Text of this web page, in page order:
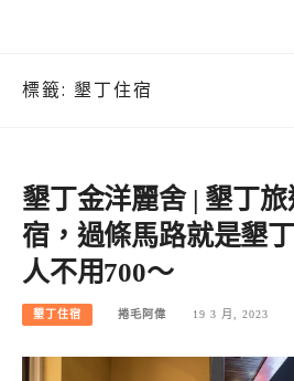
標籤: 墾丁住宿
墾丁金洋麗舍 | 墾丁
宿，過條馬路就是墾
人不用700～
墾丁住宿 捲毛阿偉 19 3 月, 2023